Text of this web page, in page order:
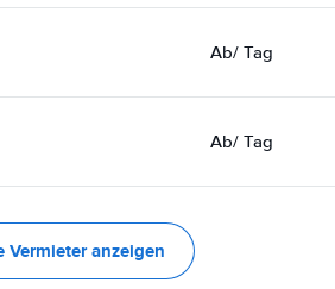
Ab/ Tag
Ab/ Tag
Vermieter anzeigen